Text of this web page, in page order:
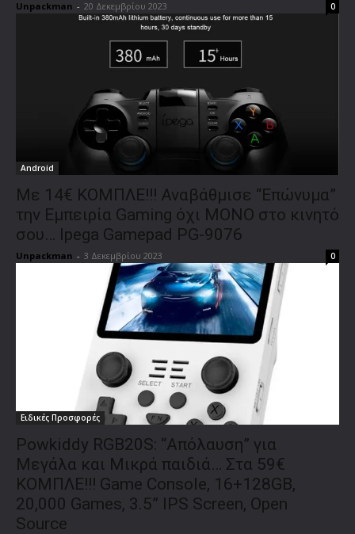
Unpackman - 20 Δεκεμβρίου 2023 0
Android
Με 14€ ΚΟΜΠΛΕ!!! Αναβάθμισε “Επώνυμα”
την Εμπειρία Gaming όχι ΜΟΝΟ στο κινητό
σου… Ipega Gamepad PG-9076
Unpackman - 3 Δεκεμβρίου 2023 0
Ειδικές Προσφορές
Powkiddy RGB20S: “Απόλαυση” για
Μεγάλα και Μικρά παιδιά… Στα 59€
ΚΟΜΠΛΕ!!! Game Console, 16+128GB,
20,000 Games, 3.5” IPS Screen, Open
Source